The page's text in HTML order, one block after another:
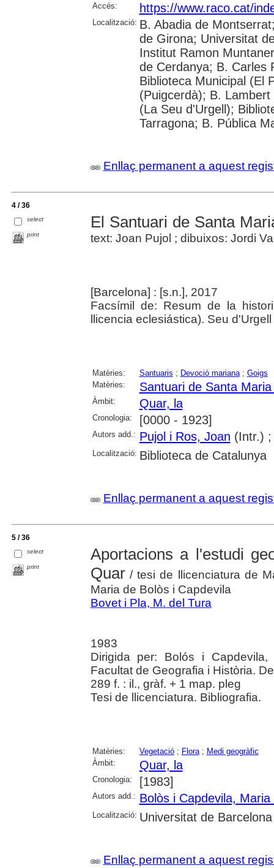
Accés: https://www.raco.cat/
Localització: B. Abadia de
de Girona; Universitat
Institut Ramon
de Cerdanya; B. Carles
Biblioteca Municipal (El
(Puigcerdà); B.
(La Seu d'Urgell);
Tarragona; B. Pública
Enllaç permanent a aquest
4 / 36
select
print
El Santuari de Santa
text: Joan Pujol ; dibuixos: Jordi
[Barcelona] : [s.n.], 2017
Facsímil de: Resum de la
llicencia eclesiástica). Seu
Matèries: Santuaris ; Devoció mariana; Goigs
Matèries:
Santuari de Santa
Àmbit: Quar, la
Cronologia: [0000 - 1923]
Autors add.: Pujol i Ros, Joan (Intr.)
Localització: Biblioteca de Catalunya
Enllaç permanent a aquest
5 / 36
select
print
Aportacions a l'estudi
Quar/ tesi de llicenciatura de
Maria de Bolòs i Capdevila
Bovet i Pla, M. del Tura
1983
Dirigida per: Bolós i
Facultat de Geografia i Història.
289 f. : il., gràf. + 1 map. pleg
Tesi de llicenciatura. Bibliografia.
Matèries: Vegetació; Flora; Medi geogràfic
Àmbit:
Quar, la
Cronologia: [1983]
Autors add.: Bolòs i Capdevila, Maria
Localització: Universitat de Barcelona
Enllaç permanent a aquest